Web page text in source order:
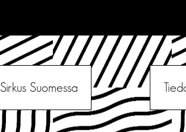
Sirkus Suomessa